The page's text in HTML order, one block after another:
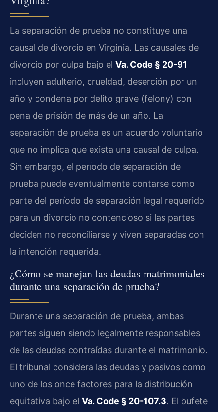
La separación de prueba no constituye una
causal de divorcio en Virginia. Las causales de
divorcio por culpa bajo el Va. Code § 20-91
incluyen adulterio, crueldad, deserción por un
año y condena por delito grave (felony) con
pena de prisión de más de un año. La
separación de prueba es un acuerdo voluntario
que no implica que exista una causal de culpa.
Sin embargo, el período de separación de
prueba puede eventualmente contarse como
parte del período de separación legal requerido
para un divorcio no contencioso si las partes
deciden no reconciliarse y viven separadas con
la intención requerida.
¿Cómo se manejan las deudas matrimoniales
durante una separación de prueba?
Durante una separación de prueba, ambas
partes siguen siendo legalmente responsables
de las deudas contraídas durante el matrimonio.
El tribunal considera las deudas y pasivos como
uno de los once factores para la distribución
equitativa bajo el Va. Code § 20-107.3. El bufete